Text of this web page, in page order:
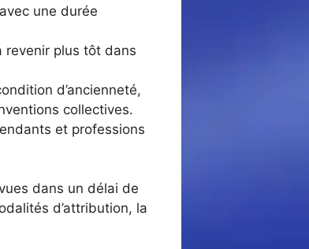
une durée
revenir plus tôt dans
d’ancienneté,
collectives.
et professions
dans un délai de
d’attribution, la